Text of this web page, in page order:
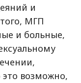
и
МГП
и больные,
это возможно,